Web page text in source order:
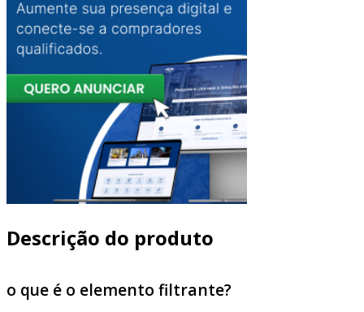
Descrição do produto
o que é o elemento filtrante?